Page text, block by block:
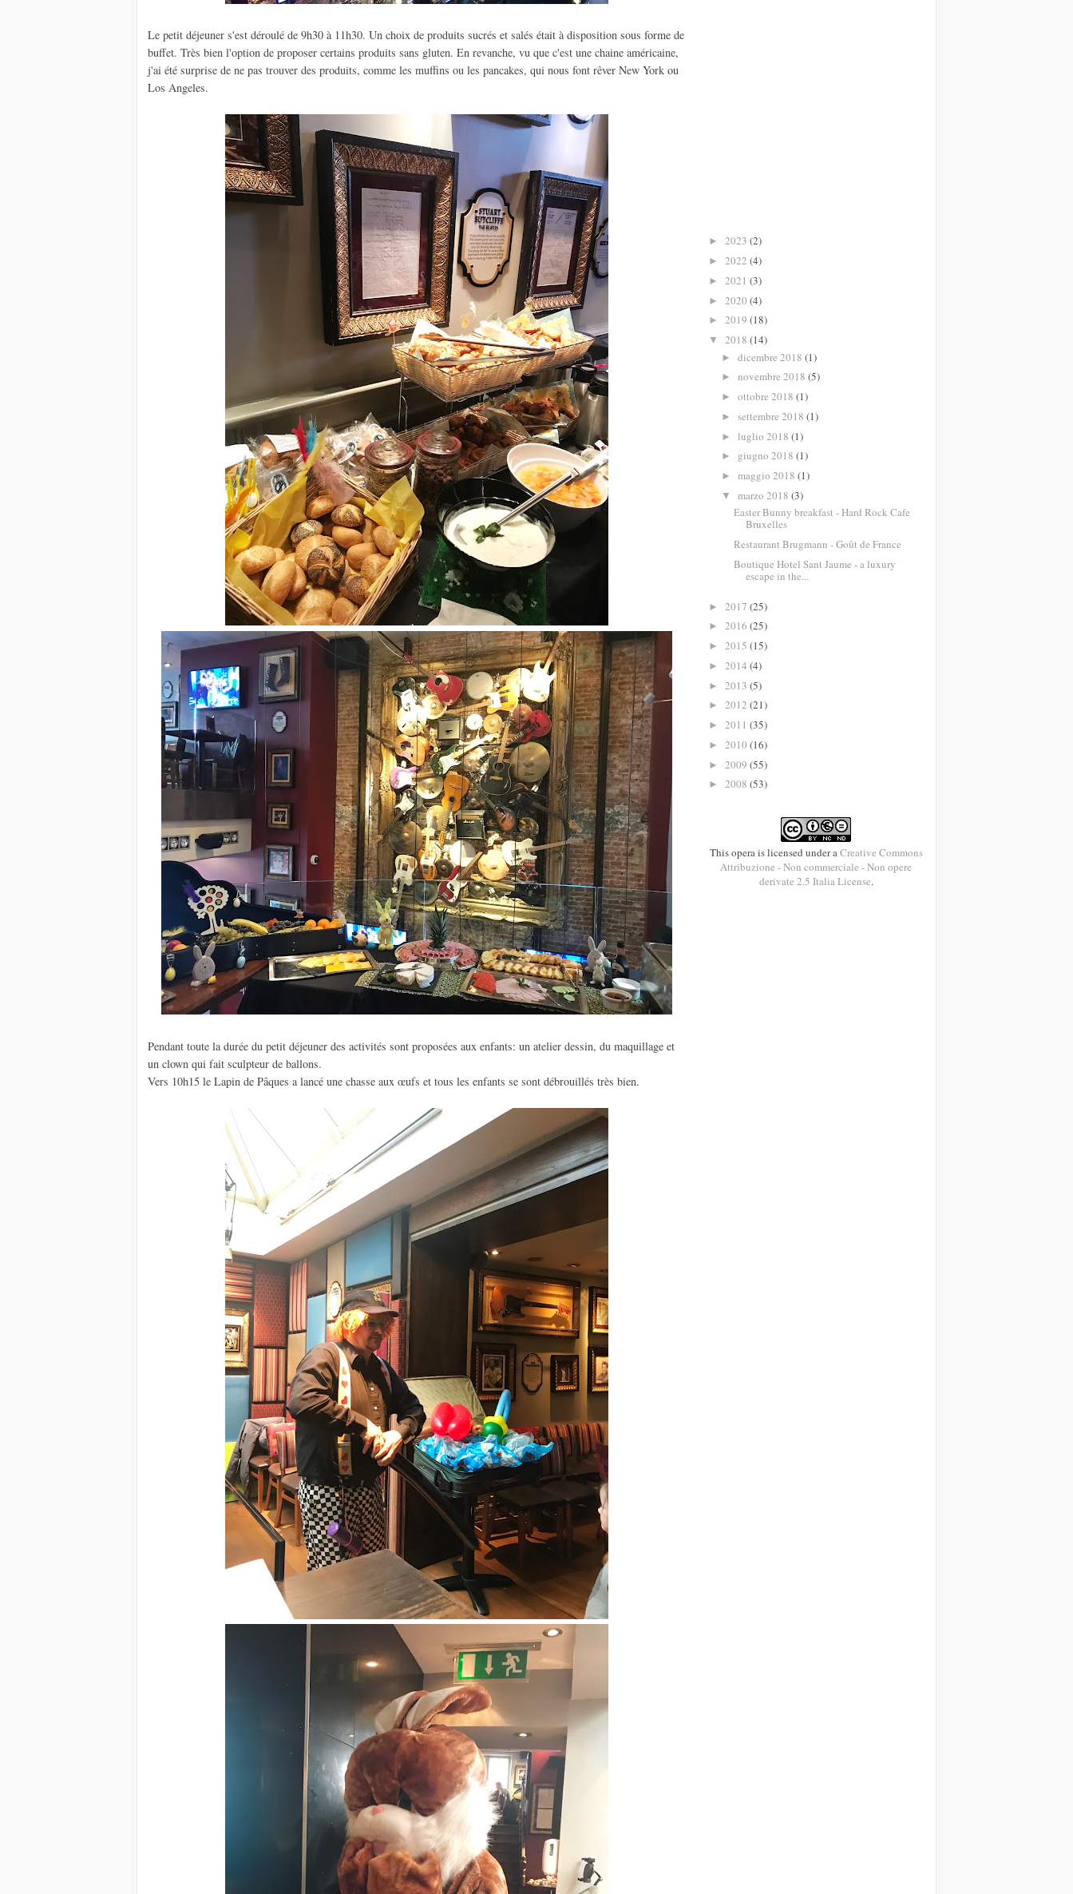
Le petit déjeuner s'est déroulé de 9h30 à 11h30. Un choix de produits sucrés et salés était à disposition sous forme de
buffet. Très bien l'option de proposer certains produits sans gluten. En revanche, vu que c'est une chaine américaine,
j'ai été surprise de ne pas trouver des produits, comme les muffins ou les pancakes, qui nous font rêver New York ou
Los Angeles.
Pendant toute la durée du petit déjeuner des activités sont proposées aux enfants: un atelier dessin, du maquillage et
un clown qui fait sculpteur de ballons.
Vers 10h15 le Lapin de Pâques a lancé une chasse aux œufs et tous les enfants se sont débrouillés très bien.
► 2023 (2)
► 2022 (4)
► 2021 (3)
► 2020 (4)
► 2019 (18)
▼ 2018 (14)
► dicembre 2018 (1)
► novembre 2018 (5)
► ottobre 2018 (1)
► settembre 2018 (1)
► luglio 2018 (1)
► giugno 2018 (1)
► maggio 2018 (1)
▼ marzo 2018 (3)
Easter Bunny breakfast - Hard Rock Cafe
Bruxelles
Restaurant Brugmann - Goût de France
Boutique Hotel Sant Jaume - a luxury
escape in the...
► 2017 (25)
► 2016 (25)
► 2015 (15)
► 2014 (4)
► 2013 (5)
► 2012 (21)
► 2011 (35)
► 2010 (16)
► 2009 (55)
► 2008 (53)
This opera is licensed under a Creative Commons
Attribuzione - Non commerciale - Non opere
derivate 2.5 Italia License.